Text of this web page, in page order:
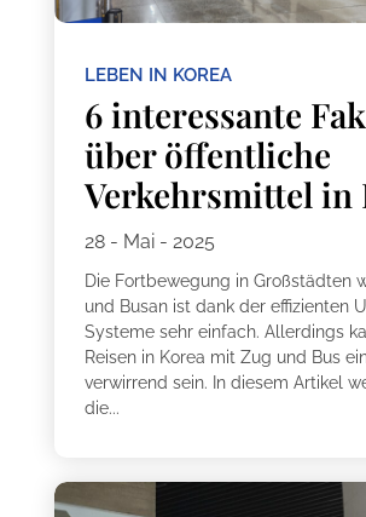
LEBEN IN KOREA
6 interessante
über öffentliche
Verkehrsmittel in
28 - Mai - 2025
Die Fortbewegung in Großstädten
und Busan ist dank der effizienten
Systeme sehr einfach. Allerdings
Reisen in Korea mit Zug und Bus
verwirrend sein. In diesem Artikel
die...